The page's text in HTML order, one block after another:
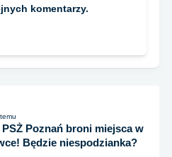
komentarzy.
PSŻ Poznań broni miejsca w
Będzie niespodzianka?